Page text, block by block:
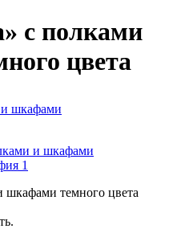
с полками
цвета
шкафами темного цвета